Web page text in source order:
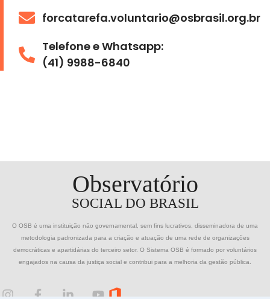
forcatarefa.voluntario@osbrasil.org.br
Telefone e Whatsapp:
(41) 9988-6840
Observatório
SOCIAL DO BRASIL
O OSB é uma instituição não governamental, sem fins lucrativos, disseminadora de uma
metodologia padronizada para a criação e atuação de uma rede de organizações
democráticas e apartidárias do terceiro setor. O Sistema OSB é formado por voluntários
engajados na causa da justiça social e contribui para a melhoria da gestão pública.